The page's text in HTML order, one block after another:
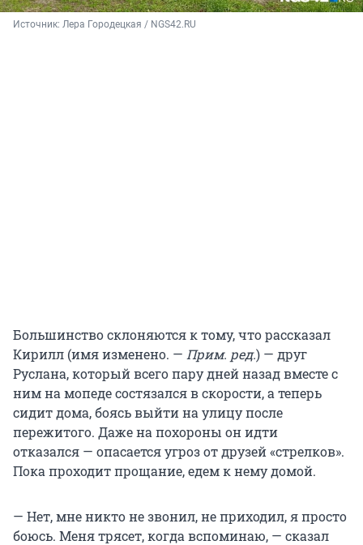
Источник: Лера Городецкая / NGS42.RU
Большинство склоняются к тому, что рассказал
Кирилл (имя изменено. — Прим. ред.) — друг
Руслана, который всего пару дней назад вместе с
ним на мопеде состязался в скорости, а теперь
сидит дома, боясь выйти на улицу после
пережитого. Даже на похороны он идти
отказался — опасается угроз от друзей «стрелков».
Пока проходит прощание, едем к нему домой.
— Нет, мне никто не звонил, не приходил, я просто
боюсь. Меня трясет, когда вспоминаю, — сказал